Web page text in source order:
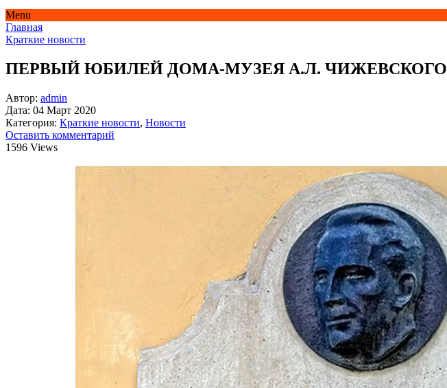
Menu
Главная
Краткие новости
ПЕРВЫЙ ЮБИЛЕЙ ДОМА-МУЗЕЯ А.Л. ЧИЖЕВСКОГО
Автор: admin
Дата: 04 Март 2020
Категория: Краткие новости, Новости
Оставить комментарий
1596 Views